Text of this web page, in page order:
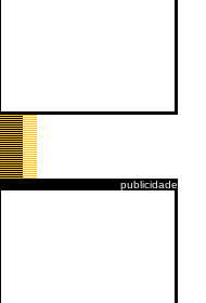
publicidade